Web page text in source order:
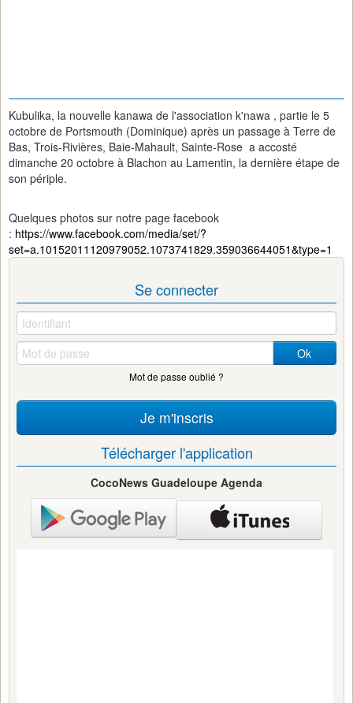
Kubulika, la nouvelle kanawa de l'association k'nawa , partie le 5
octobre de Portsmouth (Dominique) après un passage à Terre de
Bas, Trois-Rivières, Baie-Mahault, Sainte-Rose a accosté
dimanche 20 octobre à Blachon au Lamentin, la dernière étape de
son périple.
Quelques photos sur notre page facebook
: https://www.facebook.com/media/set/?
set=a.10152011120979052.1073741829.359036644051&type=1
Se connecter
Ok
Mot de passe oublié ?
Je m'inscris
Télécharger l'application
CocoNews Guadeloupe Agenda